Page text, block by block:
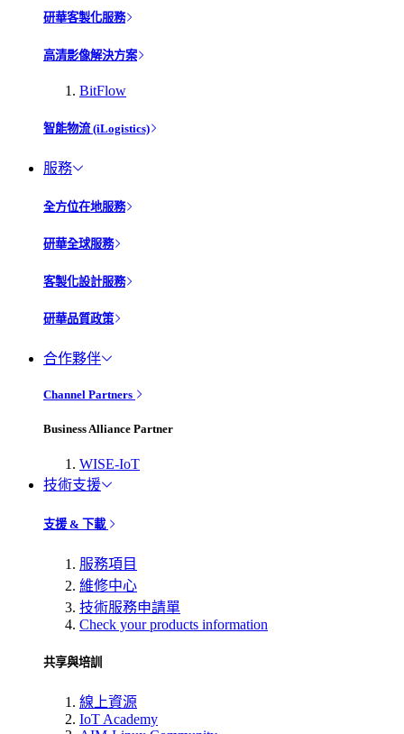
研華客製化服務
高清影像解決方案
BitFlow
智能物流 (iLogistics)
服務
全方位在地服務
研華全球服務
客製化設計服務
研華品質政策
合作夥伴
Channel Partners
Business Alliance Partner
WISE-IoT
技術支援
支援 & 下載
服務項目
維修中心
技術服務申請單
Check your products information
共享與培訓
線上資源
IoT Academy